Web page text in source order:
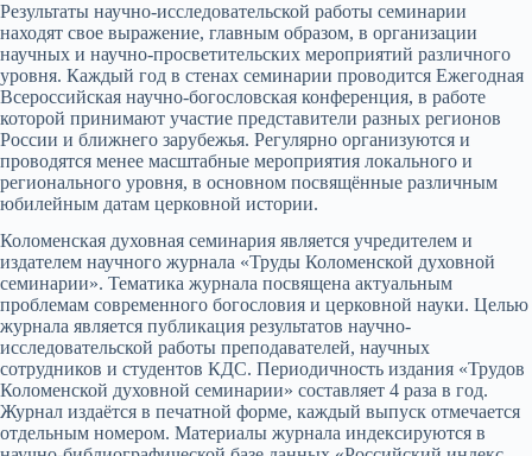
Результаты научно-исследовательской работы семинарии
находят свое выражение, главным образом, в организации
научных и научно-просветительских мероприятий различного
уровня. Каждый год в стенах семинарии проводится Ежегодная
Всероссийская научно-богословская конференция, в работе
которой принимают участие представители разных регионов
России и ближнего зарубежья. Регулярно организуются и
проводятся менее масштабные мероприятия локального и
регионального уровня, в основном посвящённые различным
юбилейным датам церковной истории.
Коломенская духовная семинария является учредителем и
издателем научного журнала «Труды Коломенской духовной
семинарии». Тематика журнала посвящена актуальным
проблемам современного богословия и церковной науки. Целью
журнала является публикация результатов научно-
исследовательской работы преподавателей, научных
сотрудников и студентов КДС. Периодичность издания «Трудов
Коломенской духовной семинарии» составляет 4 раза в год.
Журнал издаётся в печатной форме, каждый выпуск отмечается
отдельным номером. Материалы журнала индексируются в